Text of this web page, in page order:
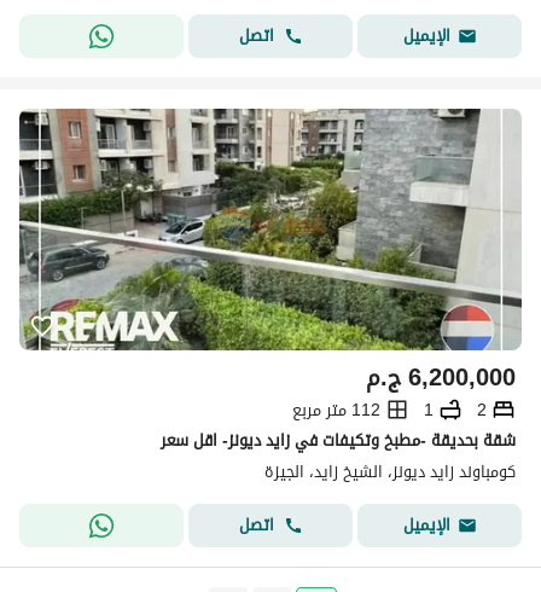
الإيميل
اتصل
ج.م6,200,000
2
1
112 متر مربع
شقة بحديقة -مطبخ وتكيفات في زايد ديونز- اقل سعر
كومباوند زايد ديونز، الشيخ زايد، الجيزة
الإيميل
اتصل